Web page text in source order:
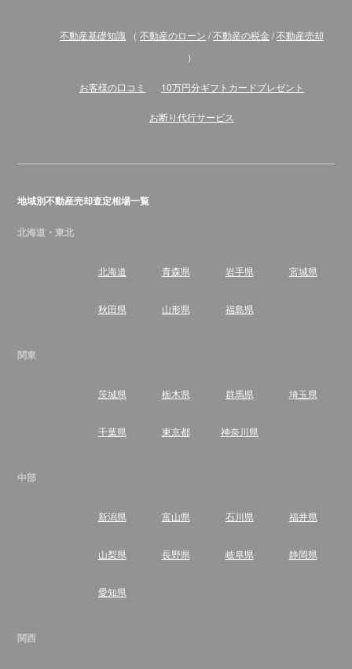
不動産基礎知識 （ 不動産のローン /不動産の税金 /不動産売却
）
お客様の口コミ 10万円分ギフトカードプレゼント
お断り代行サービス
地域別不動産売却査定相場一覧
北海道・東北
北海道 青森県 岩手県 宮城県
秋田県 山形県 福島県
関東
茨城県 栃木県 群馬県 埼玉県
千葉県 東京都 神奈川県
中部
新潟県 富山県 石川県 福井県
山梨県 長野県 岐阜県 静岡県
愛知県
関西